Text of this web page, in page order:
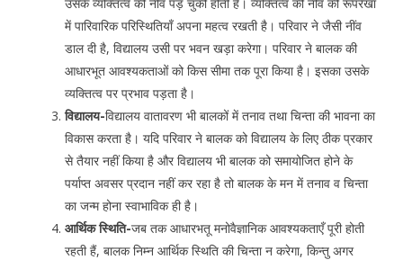
में पारिवारिक परिस्थितियाँ अपना महत्व रखती है। परिवार ने जैसी नींव
डाल दी है, विद्यालय उसी पर भवन खड़ा करेगा। परिवार ने बालक की
आधारभूत आवश्यकताओं को किस सीमा तक पूरा किया है। इसका उसके
व्यक्तित्व पर प्रभाव पड़ता है।
विद्यालय-विद्यालय वातावरण भी बालकों में तनाव तथा चिन्ता की भावना का
विकास करता है। यदि परिवार ने बालक को विद्यालय के लिए ठीक प्रकार
से तैयार नहीं किया है और विद्यालय भी बालक को समायोजित होने के
पर्याप्त अवसर प्रदान नहीं कर रहा है तो बालक के मन में तनाव व चिन्ता
का जन्म होना स्वाभाविक ही है।
आर्थिक स्थिति-जब तक आधारभतू मनोवैज्ञानिक आवश्यकताएँ पूरी होती
रहती हैं, बालक निम्न आर्थिक स्थिति की चिन्ता न करेगा, किन्तु अगर